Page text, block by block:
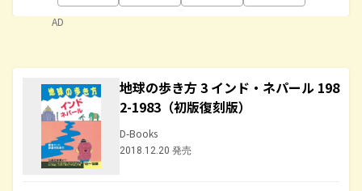
AD
地球の歩き方 3 インド・ネパール 198
2-1983（初版復刻版）
D-Books
2018.12.20 発売